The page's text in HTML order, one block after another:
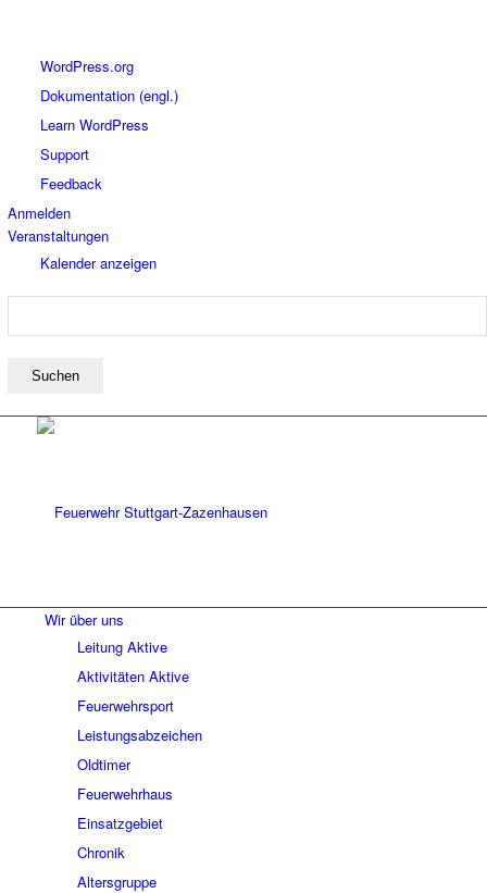
WordPress
WordPress.org
Dokumentation (engl.)
Learn WordPress
Support
Feedback
Anmelden
Veranstaltungen
Kalender anzeigen
Suchen
Wir über uns
Leitung Aktive
Aktivitäten Aktive
Feuerwehrsport
Leistungsabzeichen
Oldtimer
Feuerwehrhaus
Einsatzgebiet
Chronik
Altersgruppe